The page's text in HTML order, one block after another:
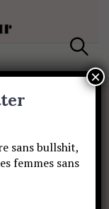
e
a
sans bullshit,
femmes sans
×